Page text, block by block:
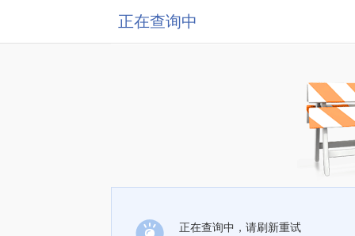
正在查询中
正在查询中，请刷新重试